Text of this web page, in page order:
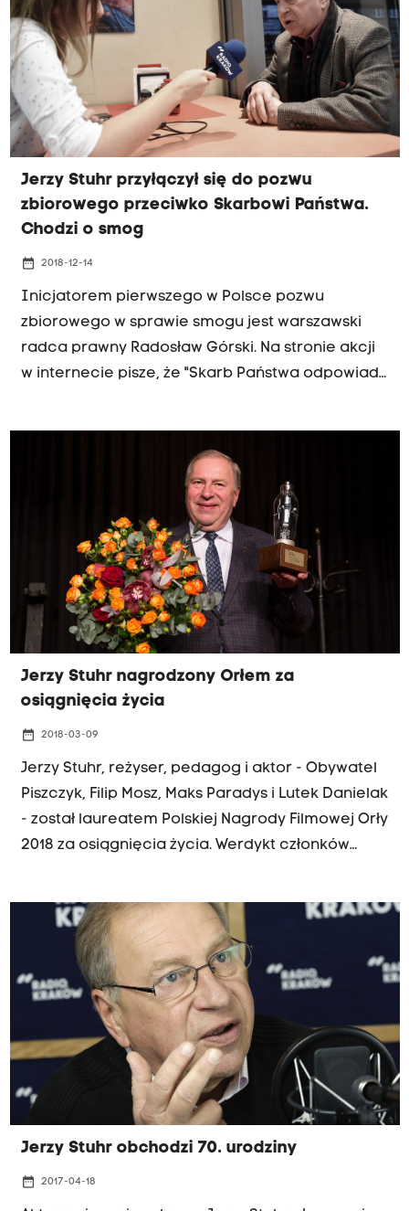
Jerzy Stuhr przyłączył się do pozwu
zbiorowego przeciwko Skarbowi Państwa.
Chodzi o smog
date_range 2018-12-14
Inicjatorem pierwszego w Polsce pozwu
zbiorowego w sprawie smogu jest warszawski
radca prawny Radosław Górski. Na stronie akcji
w internecie pisze, że "Skarb Państwa odpowiada
prawnych w zakresie stanu powietrza w Polsce,
nie podejmuje odpowiednich działań".
Jerzy Stuhr nagrodzony Orłem za
osiągnięcia życia
date_range 2018-03-09
Jerzy Stuhr, reżyser, pedagog i aktor - Obywatel
Piszczyk, Filip Mosz, Maks Paradys i Lutek Danielak
- został laureatem Polskiej Nagrody Filmowej Orły
2018 za osiągnięcia życia. Werdykt członków
Jerzy Stuhr obchodzi 70. urodziny
date_range 2017-04-18